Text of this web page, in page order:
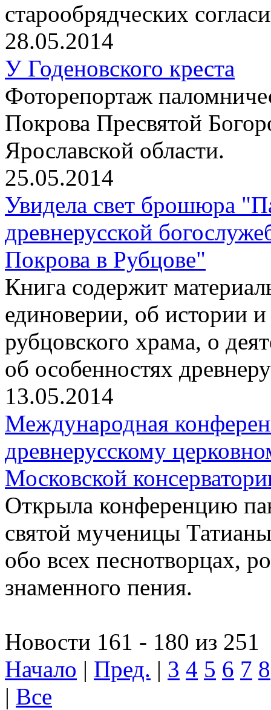
старообрядческих
28.05.2014
У Годеновского креста
Фоторепортаж
Покрова Пресвятой
Ярославской области.
25.05.2014
Увидела свет брошюра
древнерусской
Покрова в Рубцове"
Книга содержит
единоверии, об истории
рубцовского храма, о
об особенностях
13.05.2014
Международная
древнерусскому
Московской
Открыла конференцию
святой мученицы
обо всех песнотворцах,
знаменного пения.
Новости 161 - 180 из 251
Начало | Пред. | 3 4 5 6 7 8
| Все